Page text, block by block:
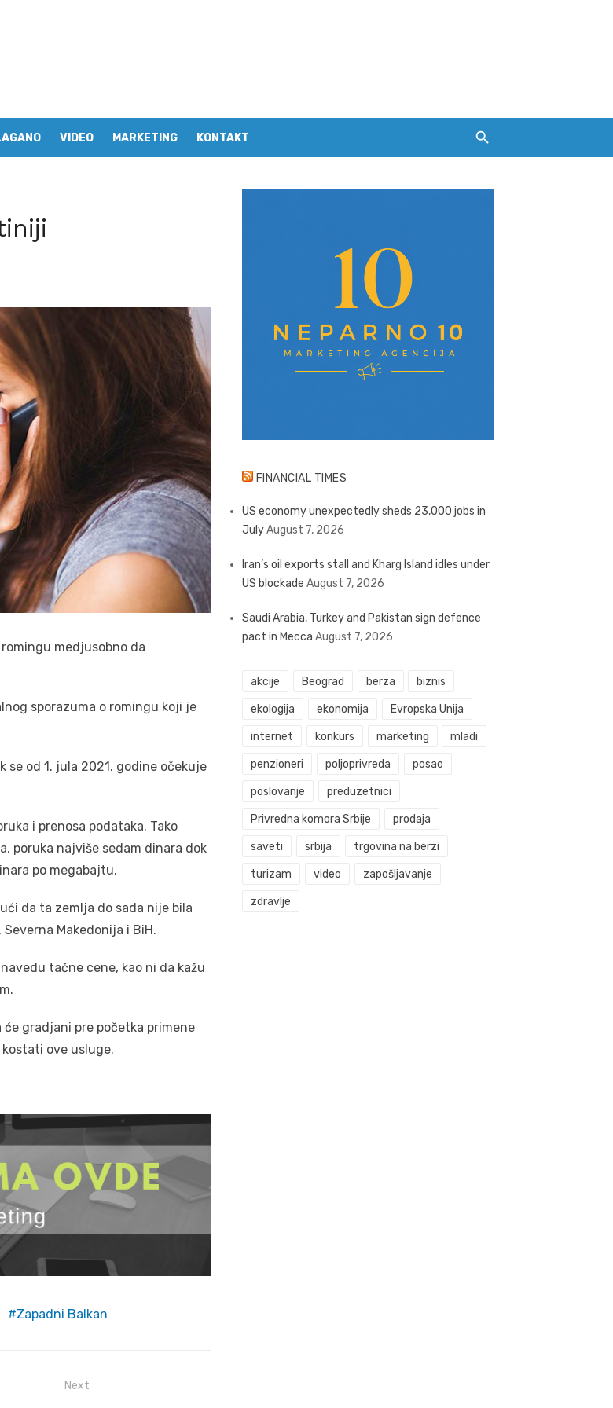
VIDEO MARKETING KONTAKT
medjusobno da
sporazuma o romingu koji je
od 1. jula 2021. godine očekuje
i prenosa podataka. Tako
poruka najviše sedam dinara dok
po megabajtu.
da ta zemlja do sada nije bila
Makedonija i BiH.
tačne cene, kao ni da kažu
gradjani pre početka primene
ove usluge.
Zapadni Balkan
Next
FINANCIAL TIMES
US economy unexpectedly sheds 23,000 jobs in
JulyAugust 7, 2026
Iran’s oil exports stall and Kharg Island idles under
US blockade August 7, 2026
Saudi Arabia, Turkey and Pakistan sign defence
pact in Mecca August 7, 2026
akcije Beograd berza biznis
ekologija ekonomija Evropska Unija
internet konkurs marketing mladi
penzioneri poljoprivreda posao
poslovanje preduzetnici
Privredna komora Srbije prodaja
saveti srbija trgovina na berzi
turizam video zapošljavanje
zdravlje